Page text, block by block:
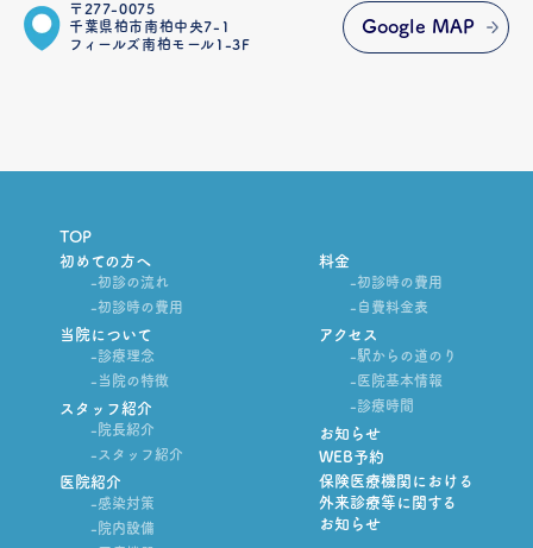
〒277-0075
千葉県柏市南柏中央7-1
フィールズ南柏モール1-3F
Google MAP
TOP
初めての方へ
-初診の流れ
-初診時の費用
当院について
-診療理念
-当院の特徴
スタッフ紹介
-院長紹介
-スタッフ紹介
医院紹介
-感染対策
-院内設備
料金
-初診時の費用
-自費料金表
アクセス
-駅からの道のり
-医院基本情報
-診療時間
お知らせ
WEB予約
保険医療機関における
外来診療等に関する
お知らせ